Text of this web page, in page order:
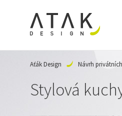
Aťák Design Návrh
Stylová